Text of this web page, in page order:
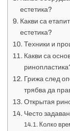
естетика?
Какви са
естетика?
Техники и
Какви са
Грижа след
трябва да
Открытая
Често
Колко